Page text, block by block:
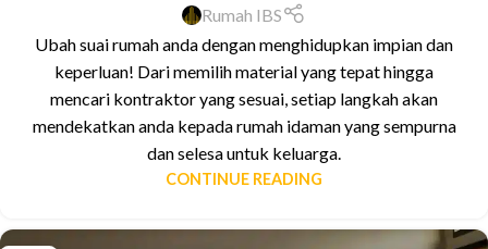
Rumah IBS
Ubah suai rumah anda dengan menghidupkan impian dan
keperluan! Dari memilih material yang tepat hingga
mencari kontraktor yang sesuai, setiap langkah akan
mendekatkan anda kepada rumah idaman yang sempurna
dan selesa untuk keluarga.
CONTINUE READING